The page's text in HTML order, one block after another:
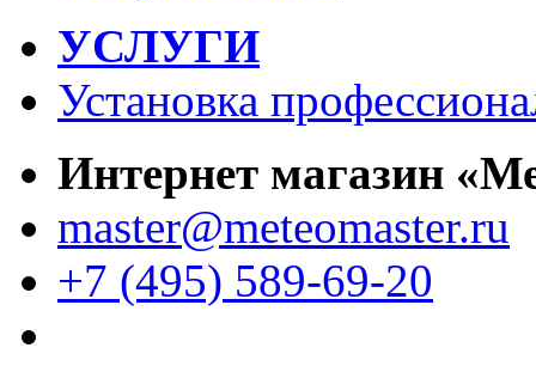
УСЛУГИ
Установка
Интернет магазин
master@meteomaster.ru
+7 (495) 589-69-20